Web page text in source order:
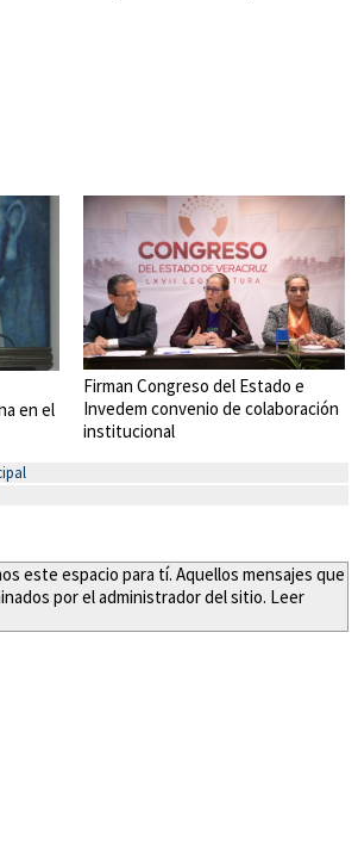
en el
Firman Congreso del Estado e
Invedem convenio de colaboración
institucional
este espacio para tí. Aquellos mensajes que
por el administrador del sitio. Leer